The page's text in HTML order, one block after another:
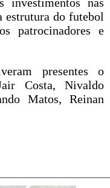
estrutura do futebol
patrocinadores e
presentes o
Costa, Nivaldo
Matos, Reinan